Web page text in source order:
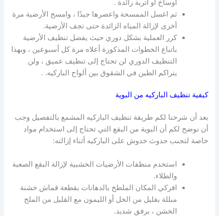
أوساخ أو أتربة زائدة .
ثم اغسل الممسحة واعصرها جيدًا ، وامسح الأرضية مرة
أخرى لإزالة المياه الزائدة حتى تجف الأرضية.
كرر العملية بشكل دوري حيث يفضل تنظيف الأرضية
باتباع الخطوات المذكورة أعلاه مرة كل أسبوعين ، وبهذا
التنظيف الدوري لن تحتاج إلى تنظيف عميق ، ولن
يتراكم الطين في الشقوق بين ألواح الباركيه. .
كيفية تنظيف الباركيه من البوية
بعد أن شرحنا لكم طريقة تنظيف الباركيه المشمع بالتفصيل وجب
أن نوضح لكم أن
البوية من البقع التي تحتاج إلى استخدام مواد
خاصة لتجنب حدوث خدوش على الباركيه أثناء إزالته:
استخدم منظفات الأرضيات الخشبية لإزالة البقع الصعبة
والطلاء.
افركي المكان الملطخ بالدهانات بقطعة قماش خشنة
مبللة بقليل من الخل أو الليمون مع القليل من الملح
الخشن ، برفق شديد.